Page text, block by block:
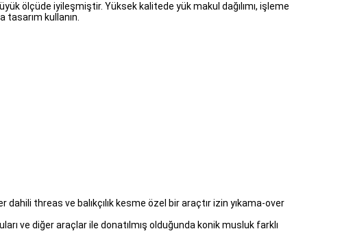
ölçüde iyileşmiştir. Yüksek kalitede yük makul dağılımı, işleme
kullanın.
threas ve balıkçılık kesme özel bir araçtır izin yıkama-over
ve diğer araçlar ile donatılmış olduğunda konik musluk farklı